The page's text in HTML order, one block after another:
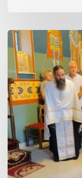
Ιερά
Παράκληση
στον
οικισμό
Κατσαρού
προεξάρχοντος
του
Σεβ